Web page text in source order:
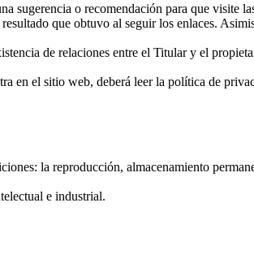
sugerencia o recomendación para que
que obtuvo al seguir los enlaces.
de relaciones entre el Titular y el
en el sitio web, deberá leer la política de
la reproducción, almacenamiento
e industrial.